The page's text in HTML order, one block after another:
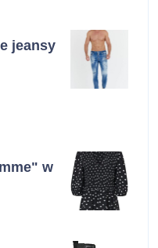
jeansy
w